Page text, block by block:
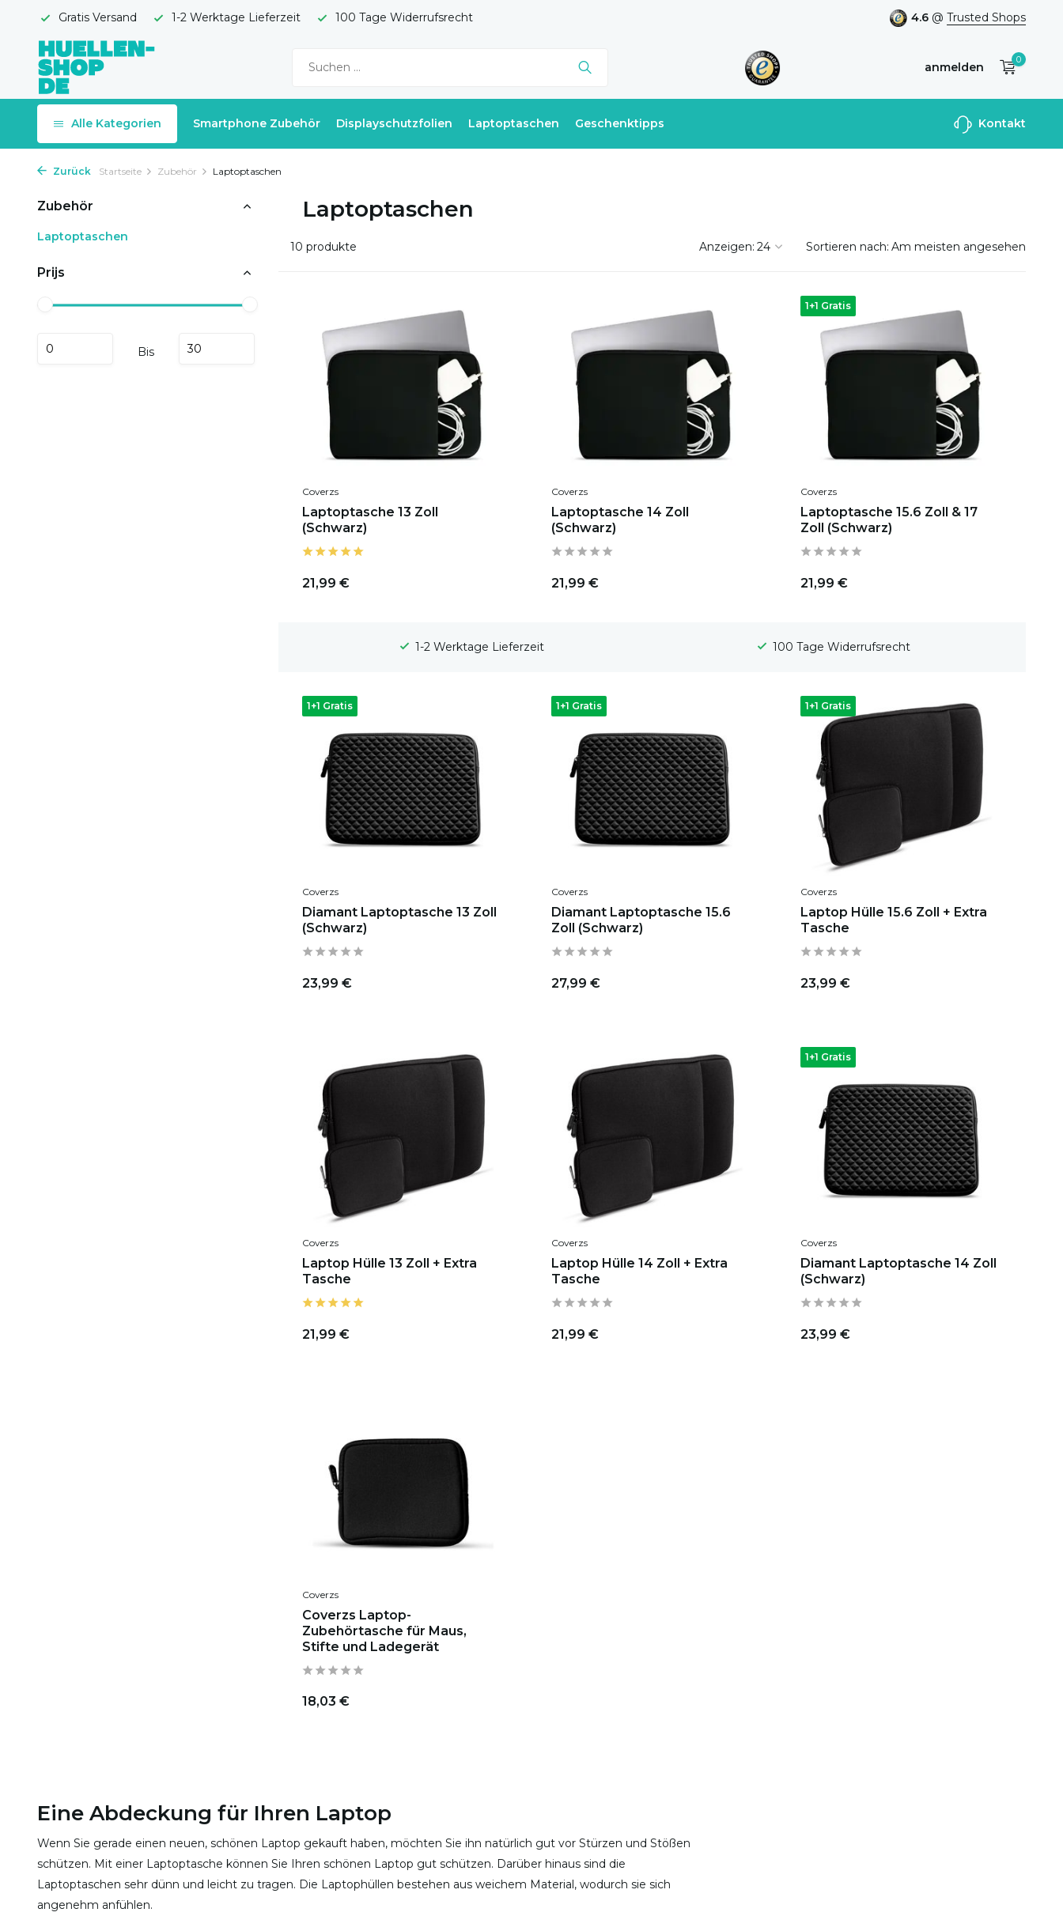
Gratis Versand 1-2 Werktage Lieferzeit 100 Tage Widerrufsrecht 4.6 @ Trusted Shops
anmelden
Benutzerkonto
0
Alle Kategorien Smartphone Zubehör Displayschutzfolien Laptoptaschen Geschenktipps Kontakt
Zurück Startseite Zubehör Laptoptaschen
Zubehör
Laptoptaschen
Prijs
Bis
Laptoptaschen
10 produkte Anzeigen: Sortieren nach:
Coverzs
Laptoptasche 13 Zoll
(Schwarz)
21,99 €
Coverzs
Laptoptasche 14 Zoll
(Schwarz)
21,99 €
1+1 Gratis
Coverzs
Laptoptasche 15.6 Zoll & 17
Zoll (Schwarz)
21,99 €
100 Tage Widerrufsrecht Gratis Versand
1+1 Gratis
Coverzs
Diamant Laptoptasche 13 Zoll
(Schwarz)
23,99 €
1+1 Gratis
Coverzs
Diamant Laptoptasche 15.6
Zoll (Schwarz)
27,99 €
1+1 Gratis
Coverzs
Laptop Hülle 15.6 Zoll + Extra
Tasche
23,99 €
Coverzs
Laptop Hülle 13 Zoll + Extra
Tasche
21,99 €
Coverzs
Laptop Hülle 14 Zoll + Extra
Tasche
21,99 €
1+1 Gratis
Coverzs
Diamant Laptoptasche 14 Zoll
(Schwarz)
23,99 €
Coverzs
Coverzs Laptop-
Zubehörtasche für Maus,
Stifte und Ladegerät
18,03 €
Eine Abdeckung für Ihren Laptop
Wenn Sie gerade einen neuen, schönen Laptop gekauft haben, möchten Sie ihn natürlich gut vor Stürzen und Stößen
schützen. Mit einer Laptoptasche können Sie Ihren schönen Laptop gut schützen. Darüber hinaus sind die
Laptoptaschen sehr dünn und leicht zu tragen. Die Laptophüllen bestehen aus weichem Material, wodurch sie sich
angenehm anfühlen.